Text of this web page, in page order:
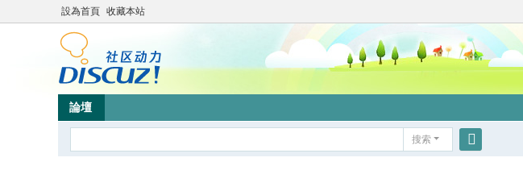
設為首頁 收藏本站
論壇
搜索